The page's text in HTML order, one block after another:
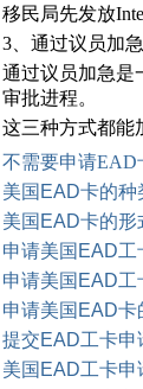
移民局先发放
3、通过议员加急
通过议员加急是
审批进程。
这三种方式都能
不需要申请EAD
美国EAD卡的种
美国EAD卡的形
申请美国EAD工
申请美国EAD
申请美国EAD
提交EAD工卡申
美国EAD工卡